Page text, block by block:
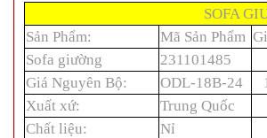
SOFA
Sản Phẩm:
Mã Sản Phẩm
Sofa giường
231101485
Giá Nguyên Bộ:
ODL-18B-24
Xuất xứ:
Trung Quốc
Chất liệu:
Nỉ